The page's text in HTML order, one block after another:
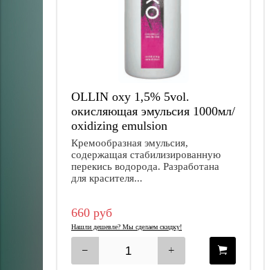
OLLIN oxy 1,5% 5vol.
окисляющая эмульсия 1000мл/
oxidizing emulsion
Кремообразная эмульсия,
содержащая стабилизированную
перекись водорода. Разработана
для красителя...
660 руб
Нашли дешевле? Мы сделаем скидку!